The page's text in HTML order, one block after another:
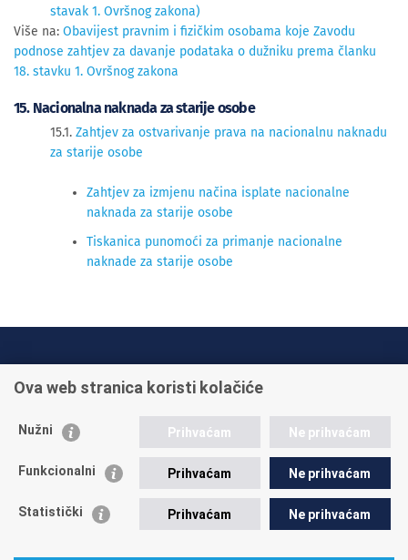
stavak 1. Ovršnog zakona)
Više na: Obavijest pravnim i fizičkim osobama koje Zavodu
podnose zahtjev za davanje podataka o dužniku prema članku
18. stavku 1. Ovršnog zakona
15. Nacionalna naknada za starije osobe
15.1. Zahtjev za ostvarivanje prava na nacionalnu naknadu
za starije osobe
Zahtjev za izmjenu načina isplate nacionalne
naknada za starije osobe
Tiskanica punomoći za primanje nacionalne
naknade za starije osobe
+385 1 45 95 011
Postavite pitanje
Ova web stranica koristi kolačiće
Nužni Prihvaćam Ne prihvaćam
Funkcionalni Prihvaćam Ne prihvaćam
Statistički Prihvaćam Ne prihvaćam